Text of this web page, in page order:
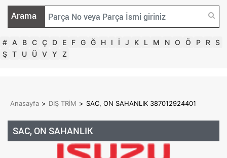
Arama
# A B C Ç D E F G Ğ H I İ J K L M N O Ö P R S
Ş T U Ü V Y Z
Anasayfa > DIŞ TRİM > SAC, ON SAHANLIK 387012924401
SAC, ON SAHANLIK